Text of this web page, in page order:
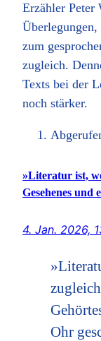
Erzähler Peter
Überlegungen,
zum
zugleich.
Texts bei der
noch stärker.
»Literatur ist,
Gesehenes und
4. Jan. 2026,
Ohr